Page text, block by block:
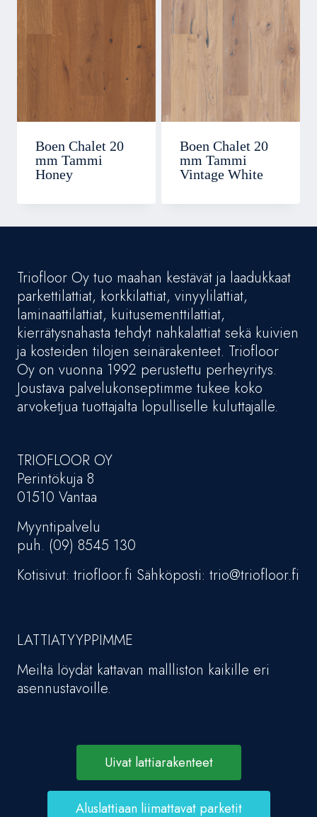
Boen Chalet 20
mm Tammi
Honey
Boen Chalet 20
mm Tammi
Vintage White
Triofloor Oy tuo maahan kestävät ja laadukkaat
parkettilattiat, korkkilattiat, vinyylilattiat,
laminaattilattiat, kuitusementtilattiat,
kierrätysnahasta tehdyt nahkalattiat sekä kuivien
ja kosteiden tilojen seinärakenteet. Triofloor
Oy on vuonna 1992 perustettu perheyritys.
Joustava palvelukonseptimme tukee koko
arvoketjua tuottajalta lopulliselle kuluttajalle.
TRIOFLOOR OY
Perintökuja 8
01510 Vantaa
Myyntipalvelu
puh. (09) 8545 130
Kotisivut: triofloor.fi Sähköposti: trio@triofloor.fi
LATTIATYYPPIMME
Meiltä löydät kattavan mallliston kaikille eri
asennustavoille.
Uivat lattiarakenteet
Aluslattiaan liimattavat parketit